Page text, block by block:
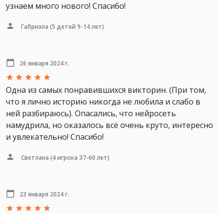
узнаем много нового! Спасибо!
Габриэла (5 детей 9-14 лет)
26 января 2024 г.
Одна из самых понравившихся викторин. (При том,
что я лично историю никогда не любила и слабо в
ней разбираюсь). Опасались, что нейросеть
намудрила, но оказалось всё очень круто, интересно
и увлекательно! Спасибо!
Светлана (4 игрока 37-60 лет)
23 января 2024 г.